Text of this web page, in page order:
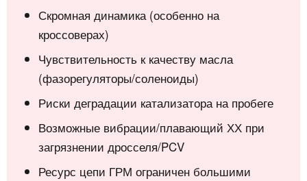
Скромная динамика (особенно на
кроссоверах)
Чувствительность к качеству масла
(фазорегуляторы/соленоиды)
Риски деградации катализатора на пробеге
Возможные вибрации/плавающий ХХ при
загрязнении дросселя/PCV
Ресурс цепи ГРМ ограничен большими